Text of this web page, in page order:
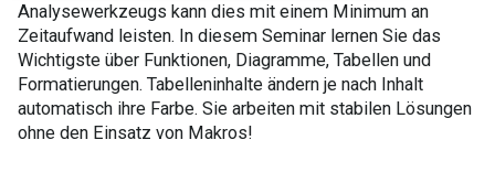
Analysewerkzeugs kann dies mit einem Minimum an
Zeitaufwand leisten. In diesem Seminar lernen Sie das
Wichtigste über Funktionen, Diagramme, Tabellen und
Formatierungen. Tabelleninhalte ändern je nach Inhalt
automatisch ihre Farbe. Sie arbeiten mit stabilen Lösungen
ohne den Einsatz von Makros!